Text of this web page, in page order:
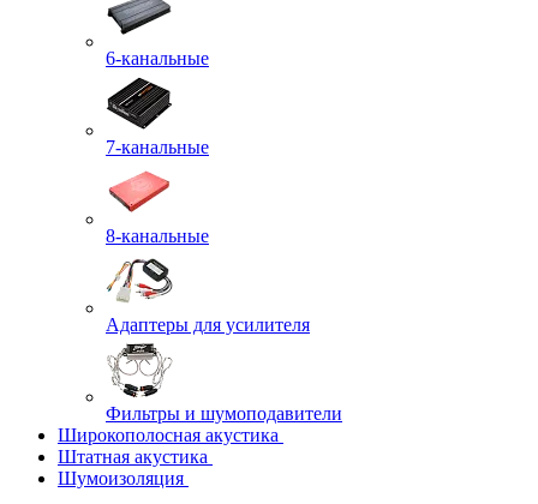
6-канальные
7-канальные
8-канальные
Адаптеры для усилителя
Фильтры и шумоподавители
Широкополосная акустика
Штатная акустика
Шумоизоляция